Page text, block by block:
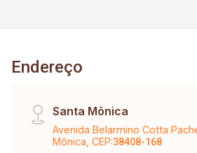
Endereço
Santa Mônica
Avenida Belarmino Cotta
Mônica, CEP:38408-168